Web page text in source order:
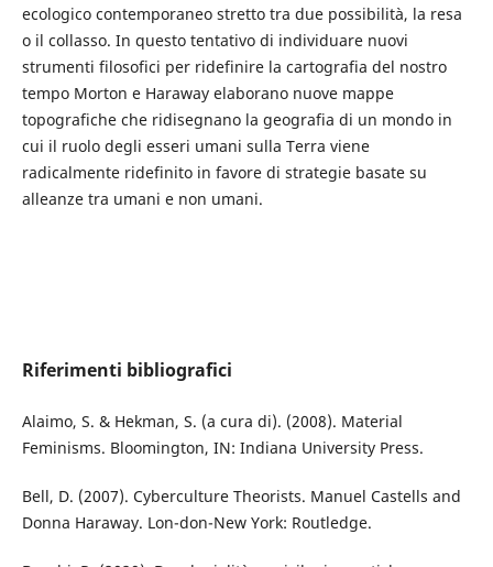
ecologico contemporaneo stretto tra due possibilità, la resa
o il collasso. In questo tentativo di individuare nuovi
strumenti filosofici per ridefinire la cartografia del nostro
tempo Morton e Haraway elaborano nuove mappe
topografiche che ridisegnano la geografia di un mondo in
cui il ruolo degli esseri umani sulla Terra viene
radicalmente ridefinito in favore di strategie basate su
alleanze tra umani e non umani.
Riferimenti bibliografici
Alaimo, S. & Hekman, S. (a cura di). (2008). Material
Feminisms. Bloomington, IN: Indiana University Press.
Bell, D. (2007). Cyberculture Theorists. Manuel Castells and
Donna Haraway. Lon-don-New York: Routledge.